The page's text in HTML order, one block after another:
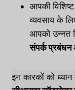
आपकी
व्यवसाय के
आपको उन्नत
संपर्क प्रबंधन
इन कारकों को